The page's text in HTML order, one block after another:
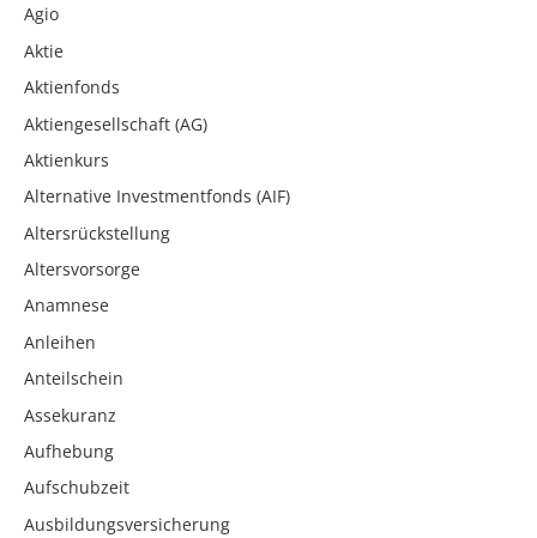
Agio
Aktie
Aktienfonds
Aktiengesellschaft (AG)
Aktienkurs
Alternative Investmentfonds (AIF)
Altersrückstellung
Altersvorsorge
Anamnese
Anleihen
Anteilschein
Assekuranz
Aufhebung
Aufschubzeit
Ausbildungsversicherung